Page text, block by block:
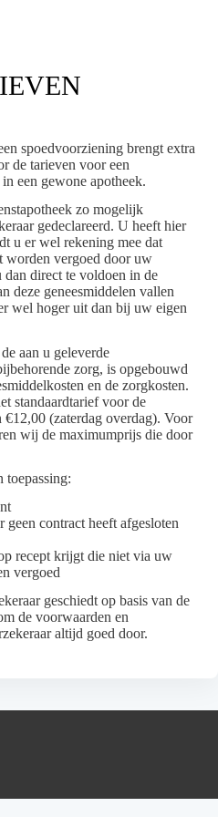
spoedvoorziening brengt extra
de tarieven voor een
een gewone apotheek.
zo mogelijk
gedeclareerd. U heeft hier
u er wel rekening mee dat
worden vergoed door uw
dan direct te voldoen in de
deze geneesmiddelen vallen
wel hoger uit dan bij uw eigen
aan u geleverde
zorg, is opgebouwd
en de zorgkosten.
standaardtarief voor de
(zaterdag overdag). Voor
wij de maximumprijs die door
toepassing:
contract heeft afgesloten
recept krijgt die niet via uw
vergoed
geschiedt op basis van de
de voorwaarden en
altijd goed door.